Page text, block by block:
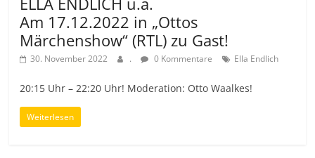
Am 17.12.2022 in „Ottos
Märchenshow“ (RTL) zu Gast!
30. November 2022 . 0 Kommentare Ella Endlich
20:15 Uhr – 22:20 Uhr! Moderation: Otto Waalkes!
Weiterlesen